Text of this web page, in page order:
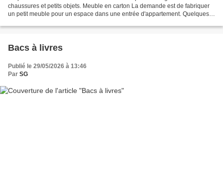
chaussures et petits objets. Meuble en carton La demande est de fabriquer
un petit meuble pour un espace dans une entrée d'appartement. Quelques
Bacs à livres
Publié le 29/05/2026 à 13:46
Par SG